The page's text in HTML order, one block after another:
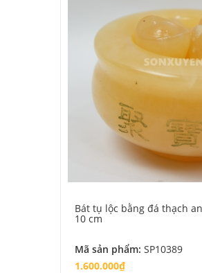
Bát tụ lộc bằng đá thạch
10 cm
Mã sản phẩm: SP10389
1.600.000₫